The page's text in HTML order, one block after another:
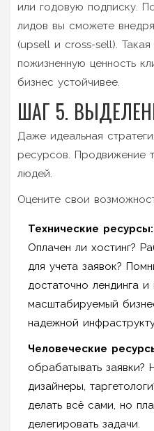
или годовую подписку.
лидов вы сможете
(upsell и cross-sell). Такая
пожизненную ценность
бизнес устойчивее.
ШАГ 5.
Даже идеальная
ресурсов. Продвижение
людей.
Оцените свои
Технические ресурсы:
Оплачен ли хостинг?
для учета заявок?
достаточно лендинга
масштабируемый
надежной
Человеческие
обрабатывать заявки?
дизайнеры,
делать всё сами, но
делегировать задачи.